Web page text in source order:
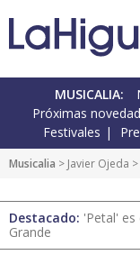
MUSICALIA:
Próximas
Festivales
Musicalia > Javier Ojeda
Destacado: 'Petal'
Grande